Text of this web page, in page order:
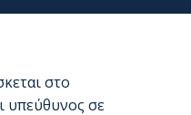
στο
υπεύθυνος σε